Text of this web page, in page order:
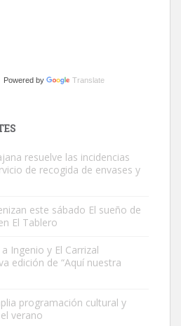
a Los Gatos callejeros de la zona los
en la calle hace menos de un mes,
cari...
Powered by Translate
resuelve las incidencias
de recogida de envases y
este sábado El sueño de
El Tablero
Ingenio y El Carrizal
edición de “Aquí nuestra
programación cultural y
verano